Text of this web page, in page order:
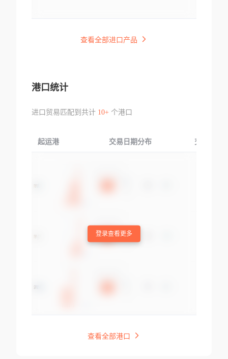
查看全部进口产品
港口统计
进口贸易匹配到共计 10+个港口
起运港 交易日期分布 交易产品
登录查看更多
查看全部港口